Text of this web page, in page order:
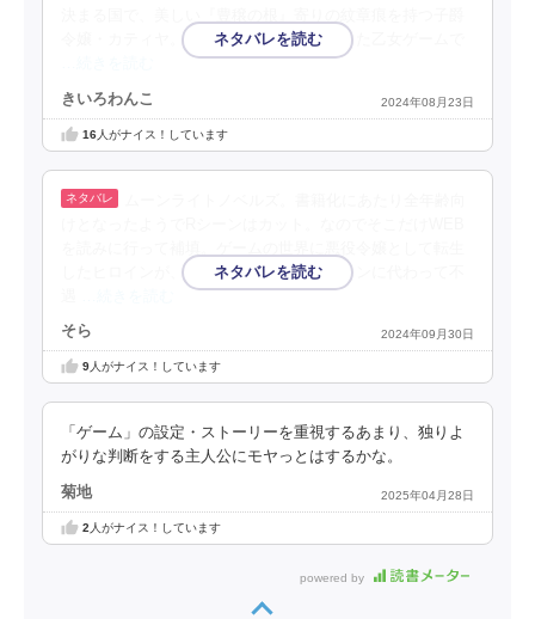
令嬢・カティヤ。その世界が前世プレイした乙女ゲームで
きいろわんこ 2024年08月23日
16人がナイス！しています
したヒロインが、ゲーム内の本来のヒロインに代わって不
そら 2024年09月30日
9人がナイス！しています
「ゲーム」の設定・ストーリーを重視するあまり、独りよ
がりな判断をする主人公にモヤっとはするかな。
菊地 2025年04月28日
2 人がナイス！しています
powered by